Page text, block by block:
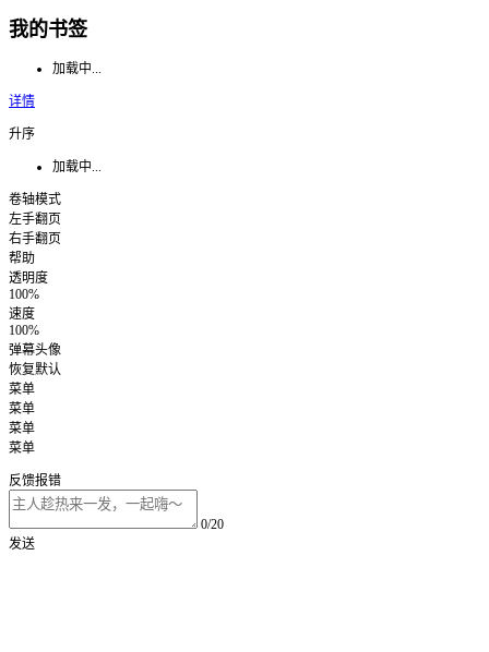
我的书签
加载中...
详情
升序
加载中...
卷轴模式
左手翻页
右手翻页
帮助
透明度
100%
速度
100%
弹幕头像
恢复默认
菜单
菜单
菜单
菜单
反馈报错
0/20
发送